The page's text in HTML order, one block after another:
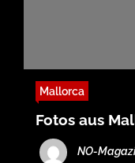
Mallorca
Fotos aus
NO-